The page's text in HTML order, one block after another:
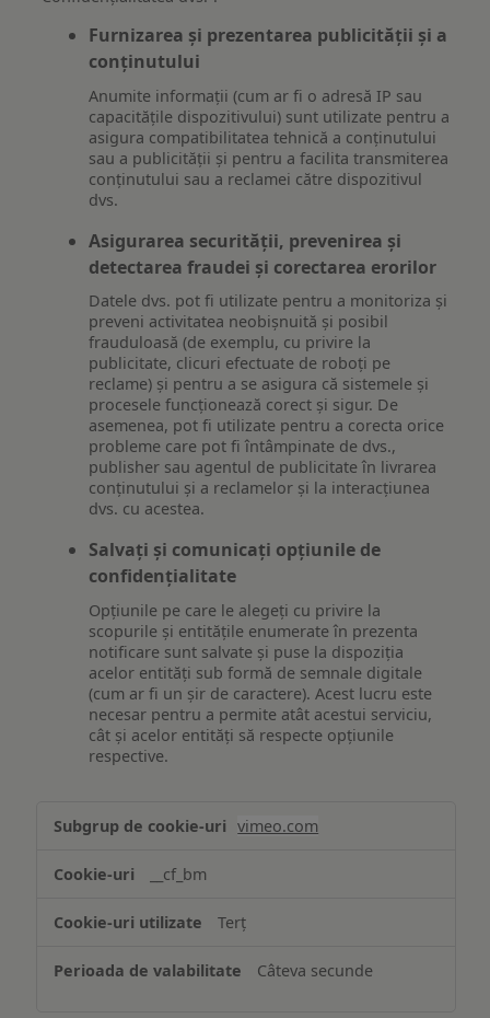
Furnizarea și prezentarea publicității și a
conținutului
Anumite informații (cum ar fi o adresă IP sau
capacitățile dispozitivului) sunt utilizate pentru a
asigura compatibilitatea tehnică a conținutului
sau a publicității și pentru a facilita transmiterea
conținutului sau a reclamei către dispozitivul
dvs.
Asigurarea securității, prevenirea și
detectarea fraudei și corectarea erorilor
Datele dvs. pot fi utilizate pentru a monitoriza și
preveni activitatea neobișnuită și posibil
frauduloasă (de exemplu, cu privire la
publicitate, clicuri efectuate de roboți pe
reclame) și pentru a se asigura că sistemele și
procesele funcționează corect și sigur. De
asemenea, pot fi utilizate pentru a corecta orice
probleme care pot fi întâmpinate de dvs.,
publisher sau agentul de publicitate în livrarea
conținutului și a reclamelor și la interacțiunea
dvs. cu acestea.
Salvați și comunicați opțiunile de
confidențialitate
Opțiunile pe care le alegeți cu privire la
scopurile și entitățile enumerate în prezenta
notificare sunt salvate și puse la dispoziția
acelor entități sub formă de semnale digitale
(cum ar fi un șir de caractere). Acest lucru este
necesar pentru a permite atât acestui serviciu,
cât și acelor entități să respecte opțiunile
respective.
funcționalităților
ului
vimeo.com
__cf_bm
Terț
Câteva secunde